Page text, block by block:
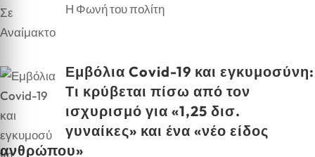
Η Φωνή του πολίτη
Εμβόλια Covid-19 και εγκυμοσύνη:
Τι κρύβεται πίσω από τον
ισχυρισμό για «1,25 δισ.
γυναίκες» και ένα «νέο είδος
ανθρώπου»